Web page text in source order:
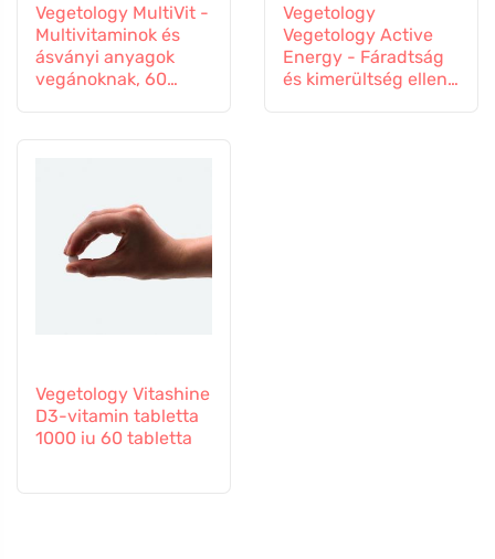
Vegetology MultiVit -
Multivitaminok és
ásványi anyagok
vegánoknak, 60
Vegetology
Vegetology Active
Energy - Fáradtság
és kimerültség ellen,
Vegetology Vitashine
D3-vitamin tabletta
1000 iu 60 tabletta